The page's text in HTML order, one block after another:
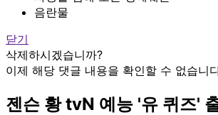
음란물
닫기
삭제하시겠습니까?
이제 해당 댓글 내용을 확인할 수 없습니
젠슨 황 tvN 예능 '유 퀴즈'